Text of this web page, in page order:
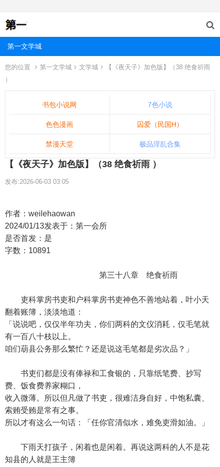
第一文学城
您的位置 第一文学城 文学城
【《夜天子》加色版】（38 绝食祈雨
）
书包小说网 7色小说
色色漫画 囚爱（民国H）
禁漫天堂 极品淫乱合集
【《夜天子》加色版】（38 绝食祈雨 ）
发布:2026-06-03 03:05
作者：weilehaowan
2024/01/13发表于：第一会所
是否首发：是
字数：10891
第三十八章 绝食祈雨
吏科掌房书吏和户科掌房书吏神色不善地站着，叶小天
翻着账簿，淡淡地道：
「说说吧，仅仅半年功夫，你们两科的文仪消耗，仅毛笔就
有一百八十枝以上。
咱们葫县公务那么繁忙？还是说这毛笔都是劣次品？」
书吏们都是没有俸禄和工食银的，只靠纸笔费、抄写
费、饭食费养家糊口，
收入微薄。所以但凡做了书吏，很难洁身自好，中饱私囊、
索贿受贿是常有之事。
所以才有这么一句话：「任你官清似水，难免吏滑如油。」
下雨天打孩子，闲着也是闲着。再说这两科的人不是花
知县的人就是王主簿